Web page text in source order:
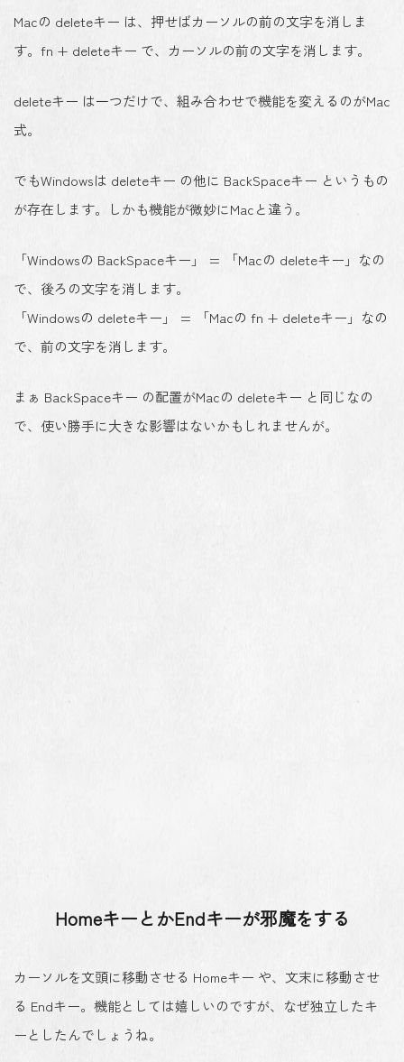
Macの deleteキー は、押せばカーソルの前の文字を消しま
す。fn + deleteキー で、カーソルの前の文字を消します。
deleteキー は一つだけで、組み合わせで機能を変えるのがMac
式。
でもWindowsは deleteキー の他に BackSpaceキー というもの
が存在します。しかも機能が微妙にMacと違う。
「Windowsの BackSpaceキー」 = 「Macの deleteキー」なの
で、後ろの文字を消します。
「Windowsの deleteキー」 = 「Macの fn + deleteキー」なの
で、前の文字を消します。
まぁ BackSpaceキー の配置がMacの deleteキー と同じなの
で、使い勝手に大きな影響はないかもしれませんが。
HomeキーとかEndキーが邪魔をする
カーソルを文頭に移動させる Homeキー や、文末に移動させ
る Endキー。機能としては嬉しいのですが、なぜ独立したキ
ーとしたんでしょうね。